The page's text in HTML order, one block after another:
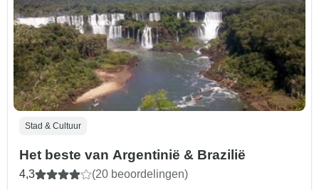
Stad & Cultuur
Het beste van Argentinië & Brazilië
4,3 (20 beoordelingen)